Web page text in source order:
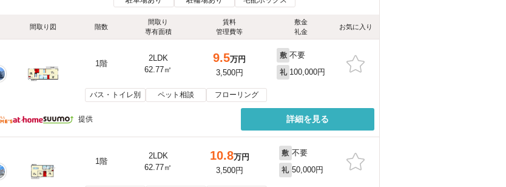
間取り図 階数
間取り
専有面積
賃料
管理費等
敷金
礼金
お気に入り
1階
2LDK
62.77㎡
9.5万円
3,500円
敷 不要
礼 100,000円
バス・トイレ別 ペット相談 フローリング
提供 詳細を見る
1階
2LDK
62.77㎡
10.8万円
3,500円
敷 不要
礼 50,000円